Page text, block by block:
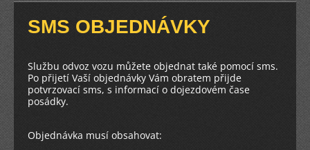
SMS OBJEDNÁVKY
Službu odvoz vozu můžete objednat také pomocí sms.
Po přijetí Vaší objednávky Vám obratem přijde
potvrzovací sms, s informací o dojezdovém čase
posádky.
Objednávka musí obsahovat: